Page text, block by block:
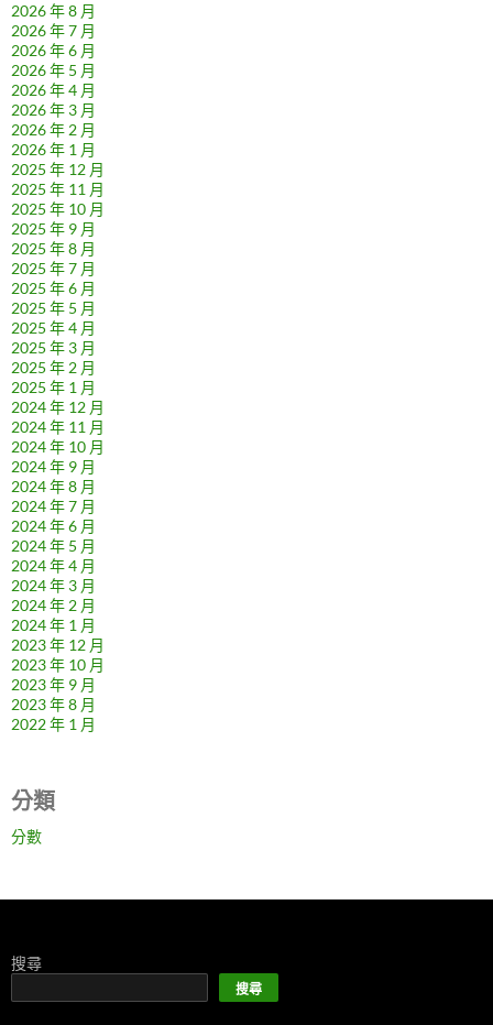
2026 年 8 月
2026 年 7 月
2026 年 6 月
2026 年 5 月
2026 年 4 月
2026 年 3 月
2026 年 2 月
2026 年 1 月
2025 年 12 月
2025 年 11 月
2025 年 10 月
2025 年 9 月
2025 年 8 月
2025 年 7 月
2025 年 6 月
2025 年 5 月
2025 年 4 月
2025 年 3 月
2025 年 2 月
2025 年 1 月
2024 年 12 月
2024 年 11 月
2024 年 10 月
2024 年 9 月
2024 年 8 月
2024 年 7 月
2024 年 6 月
2024 年 5 月
2024 年 4 月
2024 年 3 月
2024 年 2 月
2024 年 1 月
2023 年 12 月
2023 年 10 月
2023 年 9 月
2023 年 8 月
2022 年 1 月
分類
分數
搜尋
搜尋